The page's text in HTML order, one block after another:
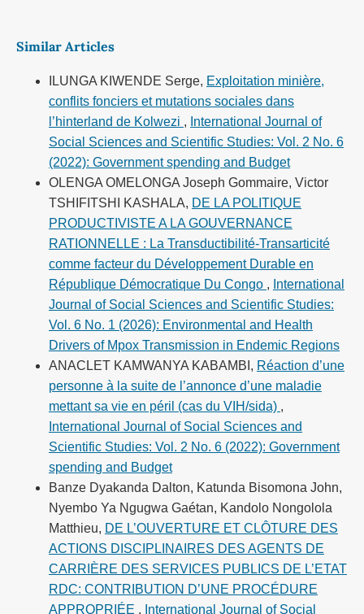
Similar Articles
ILUNGA KIWENDE Serge, Exploitation minière,
conflits fonciers et mutations sociales dans
l’hinterland de Kolwezi , International Journal of
Social Sciences and Scientific Studies: Vol. 2 No. 6
(2022): Government spending and Budget
OLENGA OMELONGA Joseph Gommaire, Victor
TSHIFITSHI KASHALA, DE LA POLITIQUE
PRODUCTIVISTE A LA GOUVERNANCE
RATIONNELLE : La Transductibilité-Transarticité
comme facteur du Développement Durable en
République Démocratique Du Congo , International
Journal of Social Sciences and Scientific Studies:
Vol. 6 No. 1 (2026): Environmental and Health
Drivers of Mpox Transmission in Endemic Regions
ANACLET KAMWANYA KABAMBI, Réaction d’une
personne à la suite de l’annonce d’une maladie
mettant sa vie en péril (cas du VIH/sida) ,
International Journal of Social Sciences and
Scientific Studies: Vol. 2 No. 6 (2022): Government
spending and Budget
Banze Dyakanda Dalton, Katunda Bisomona John,
Nyembo Ya Ngugwa Gaétan, Kandolo Nongolola
Matthieu, DE L’OUVERTURE ET CLÔTURE DES
ACTIONS DISCIPLINAIRES DES AGENTS DE
CARRIÈRE DES SERVICES PUBLICS DE L’ETAT
RDC: CONTRIBUTION D’UNE PROCÉDURE
APPROPRIÉE , International Journal of Social